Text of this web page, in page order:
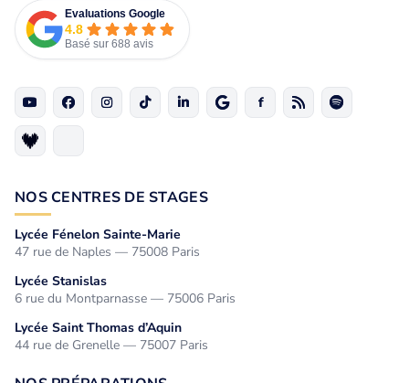
Evaluations Google
4.8
Basé sur 688 avis
NOS CENTRES DE STAGES
Lycée Fénelon Sainte-Marie
47 rue de Naples — 75008 Paris
Lycée Stanislas
6 rue du Montparnasse — 75006 Paris
Lycée Saint Thomas d’Aquin
44 rue de Grenelle — 75007 Paris